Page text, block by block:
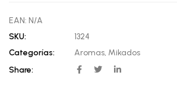
EAN: N/A
SKU:
1324
Categorías:
Aromas, Mikados
Share: